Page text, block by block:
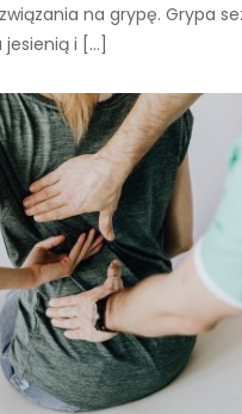
na grypę. Grypa
jesienią i […]